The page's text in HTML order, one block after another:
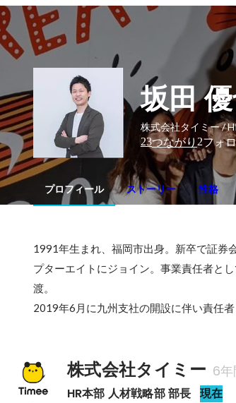
坂田
株式会社タイミー /
23つながり 2フォ
プロフィール ストーリー 性格
1991年生まれ、福岡市出身。新卒で証券
プターエイトにジョイン。事業責任者と
渡。
2019年6月に九州支社の開設に伴い責任者
株式会社タイミー 6年
HR本部 人材戦略部 部長 現在